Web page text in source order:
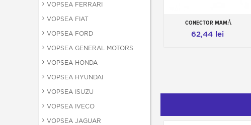
VOPSEA FERRARI
VOPSEA FIAT
VOPSEA FORD
VOPSEA GENERAL MOTORS
VOPSEA HONDA
VOPSEA HYUNDAI
VOPSEA ISUZU
VOPSEA IVECO
VOPSEA JAGUAR
Add to cart
CONECTOR MAMĂ
62,44 lei